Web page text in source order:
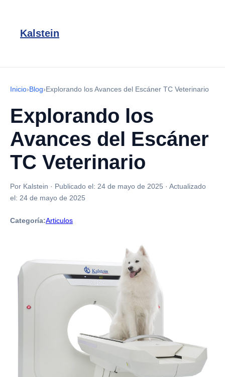
Kalstein
Inicio›Blog›Explorando los Avances del Escáner TC Veterinario
Explorando los
Avances del Escáner
TC Veterinario
Por Kalstein · Publicado el: 24 de mayo de 2025 · Actualizado
el: 24 de mayo de 2025
Categoría:Articulos